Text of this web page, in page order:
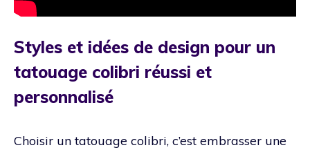
Styles et idées de design pour un
tatouage colibri réussi et
personnalisé
Choisir un tatouage colibri, c’est embrasser une